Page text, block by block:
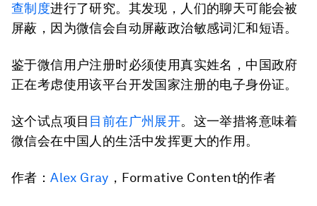
查制度进行了研究。其发现，人们的聊天可能会被
屏蔽，因为微信会自动屏蔽政治敏感词汇和短语。
鉴于微信用户注册时必须使用真实姓名，中国政府
正在考虑使用该平台开发国家注册的电子身份证。
这个试点项目 目前在广州展开。这一举措将意味着
微信会在中国人的生活中发挥更大的作用。
作者：Alex Gray ，Formative Content的作者